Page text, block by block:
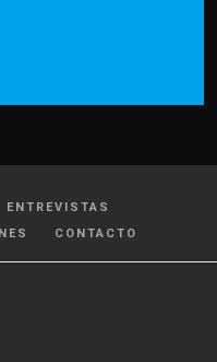
ENTREVISTAS
CONTACTO